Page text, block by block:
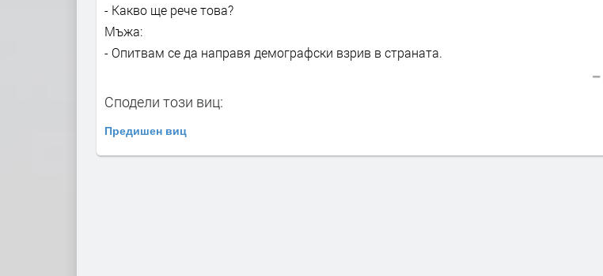
- Какво ще рече това?
Мъжа:
- Опитвам се да направя демографски взрив в страната.
Сподели този виц:
Предишен виц